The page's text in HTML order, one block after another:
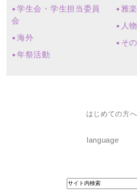
学生会・学生担当委員
会
海外
年祭活動
雅楽
人
そ
はじめての方へ
language